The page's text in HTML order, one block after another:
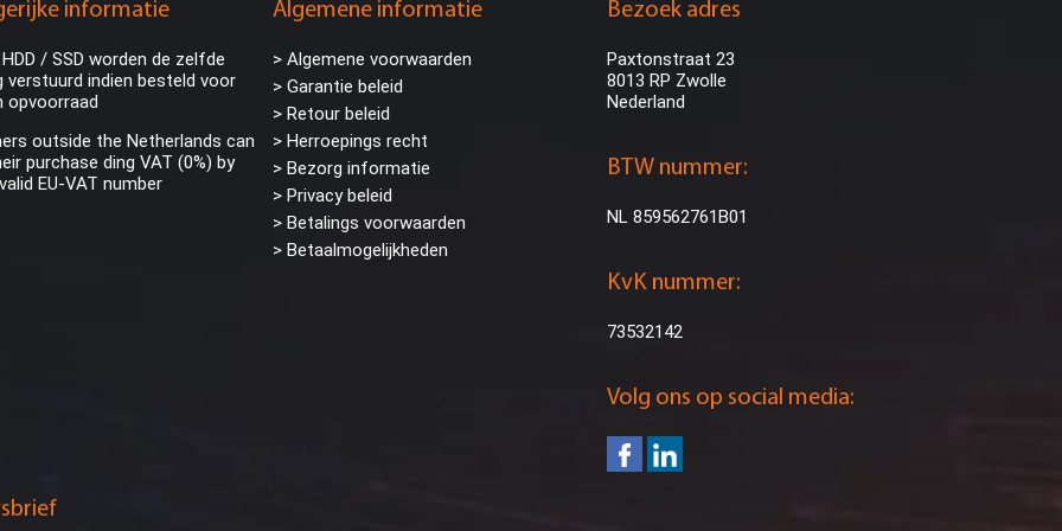
informatie
/ SSD worden de zelfde
verstuurd indien besteld voor
opvoorraad
outside the Netherlands can
purchase ding VAT (0%) by
EU-VAT number
Algemene informatie
> Algemene voorwaarden
> Garantie beleid
> Retour beleid
> Herroepings recht
> Bezorg informatie
> Privacy beleid
> Betalings voorwaarden
> Betaalmogelijkheden
Bezoek adres
Paxtonstraat 23
8013 RP Zwolle
Nederland
BTW nummer:
NL 859562761B01
KvK nummer:
73532142
Volg ons op social media: